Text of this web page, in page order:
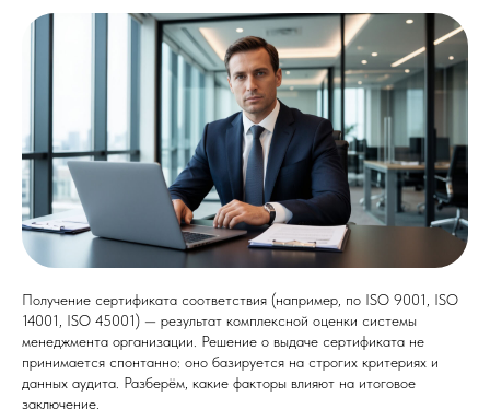
Получение сертификата соответствия (например, по ISO 9001, ISO
14001, ISO 45001) — результат комплексной оценки системы
менеджмента организации. Решение о выдаче сертификата не
принимается спонтанно: оно базируется на строгих критериях и
данных аудита. Разберём, какие факторы влияют на итоговое
заключение.